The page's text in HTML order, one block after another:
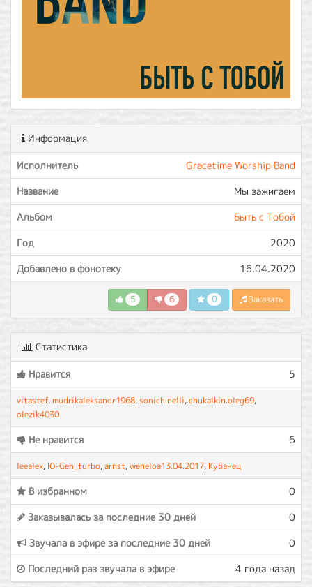
Информация
Исполнитель
Gracetime Worship Band
Название
Мы зажигаем
Альбом
Быть с Тобой
Год
2020
Добавлено в фонотеку
16.04.2020
5 6 0 Заказать
Статистика
Нравится 5
vitastef, mudrikaleksandr1968,sonich.nelli,chukalkin.oleg69,
olezik4030
Не нравится 6
leealex, Ю-Gen_turbo,arnst,weneloa13.04.2017, Кубанец
В избранном
0
Заказывалась за последние 30 дней
0
Звучала в эфире за последние 30 дней
0
Последний раз звучала в эфире
4 года назад